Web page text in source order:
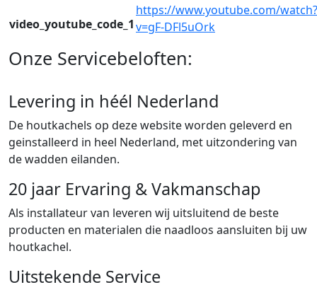
video_youtube_code_1
https://www.youtube.com/watch?
v=gF-DFl5uOrk
Onze Servicebeloften:
Levering in héél Nederland
De houtkachels op deze website worden geleverd en
geinstalleerd in heel Nederland, met uitzondering van
de wadden eilanden.
20 jaar Ervaring & Vakmanschap
Als installateur van leveren wij uitsluitend de beste
producten en materialen die naadloos aansluiten bij uw
houtkachel.
Uitstekende Service